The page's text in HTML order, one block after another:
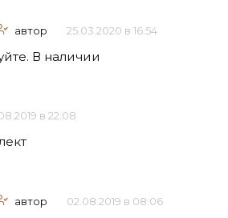
автор 25.03.2020 в 16:54
В наличии
в 22:08
автор 02.08.2019 в 08:06